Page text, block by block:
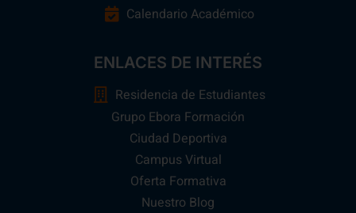
Calendario Académico
ENLACES DE INTERÉS
Residencia de Estudiantes
Grupo Ebora Formación
Ciudad Deportiva
Campus Virtual
Oferta Formativa
Nuestro Blog